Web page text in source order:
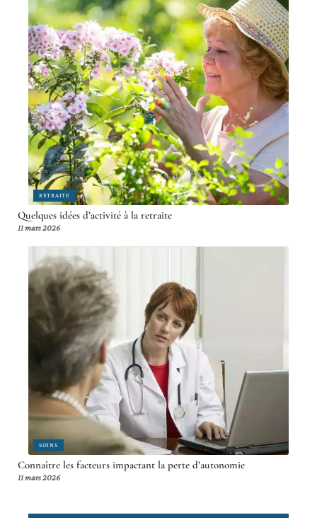
RETRAITE
Quelques idées d’activité à la retraite
11 mars 2026
SOINS
Connaître les facteurs impactant la perte d’autonomie
11 mars 2026